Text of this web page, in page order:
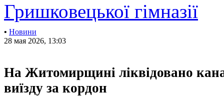
Гришковецької гімназії
• Новини
28 мая 2026, 13:03
На Житомирщині ліквідовано
виїзду за кордон